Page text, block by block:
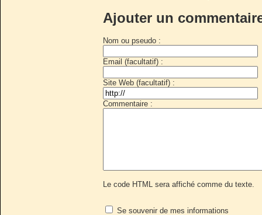
Ajouter un
Nom ou pseudo :
Email (facultatif) :
Site Web (facultatif) :
Commentaire :
Le code HTML sera affiché comme du texte.
Se souvenir de mes informations